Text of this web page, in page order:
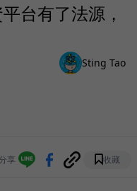
台有了法源，
Sting Tao
享 收藏